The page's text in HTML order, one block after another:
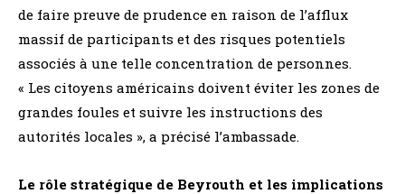
de faire preuve de prudence en raison de l’afflux
massif de participants et des risques potentiels
associés à une telle concentration de personnes.
« Les citoyens américains doivent éviter les zones de
grandes foules et suivre les instructions des
autorités locales », a précisé l’ambassade.
Le rôle stratégique de Beyrouth et les implications